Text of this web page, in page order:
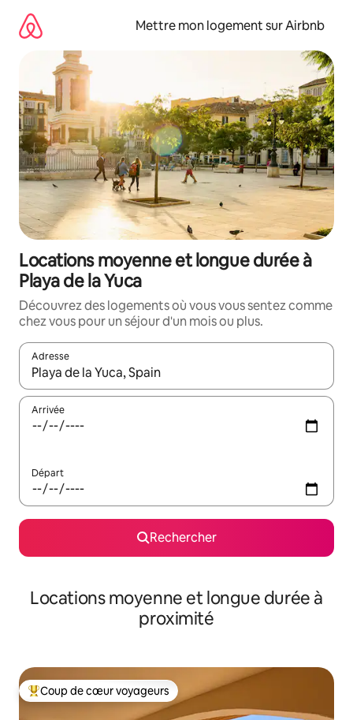
directement
Mettre mon logement sur Airbnb
Locations moyenne et longue durée à
Playa de la Yuca
Découvrez des logements où vous vous sentez comme
chez vous pour un séjour d'un mois ou plus.
Adresse
Lorsque les résultats s'affichent, utilisez les flèches vers le
Arrivée
Départ
Rechercher
Locations moyenne et longue durée à
proximité
Coups de cœur voyageurs les plus appréciés
Coup de cœur voyageurs